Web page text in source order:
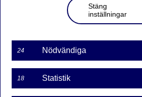
Stäng
inställningar
24 Nödvändiga
18 Statistik